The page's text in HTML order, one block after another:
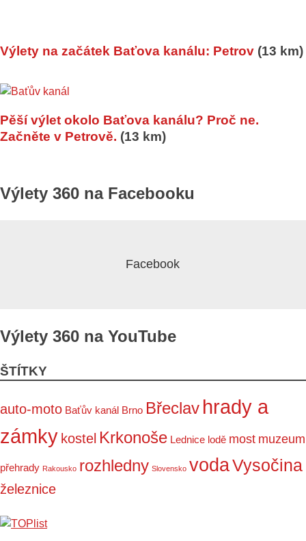
Výlety na začátek Baťova kanálu: Petrov (13 km)
Pěší výlet okolo Baťova kanálu? Proč ne.
Začněte v Petrově. (13 km)
Výlety 360 na Facebooku
Výlety 360 na YouTube
ŠTÍTKY
auto-moto Baťův kanál Brno Břeclav hrady a
zámky kostel Krkonoše Lednice lodě most muzeum
přehrady Rakousko rozhledny Slovensko vodaVysočina
železnice